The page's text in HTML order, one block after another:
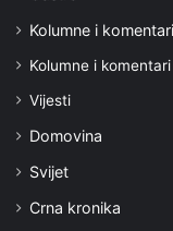
Kolumne i komentari
Kolumne i komentari
Vijesti
Domovina
Svijet
Crna kronika